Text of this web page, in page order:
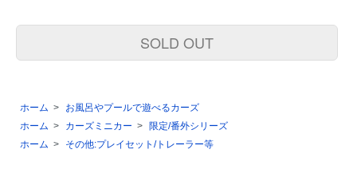
SOLD OUT
ホーム >
お風呂やプールで遊べるカーズ
ホーム > カーズミニカー > 限定/番外シリーズ
ホーム > その他:プレイセット/トレーラー等